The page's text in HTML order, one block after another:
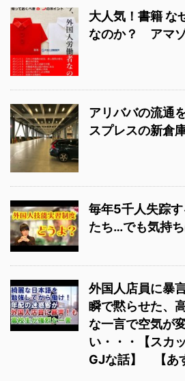
大人気！書籍 な
なのか？ アマ
アリババの流通
スプレスの新倉
毎年5千人失踪
たち…でも気持
外国人店員に暴
瞬で黙らせた、
な一言で空気が
い・・・【スカ
GJな話】 【あ